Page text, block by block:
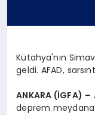
Kütahya'nın
geldi. AFAD,
ANKARA (İGFA) –
deprem meydana